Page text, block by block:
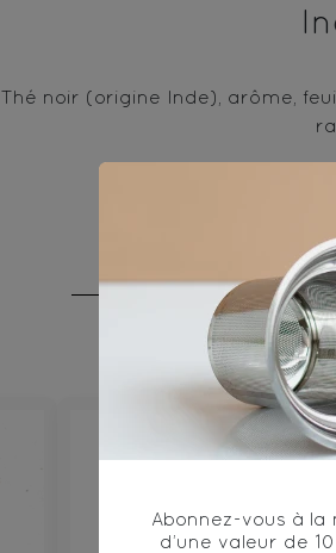
Thé noir (origine Inde), arôme,
vous
Abonnez-vous à la
d’une valeur de